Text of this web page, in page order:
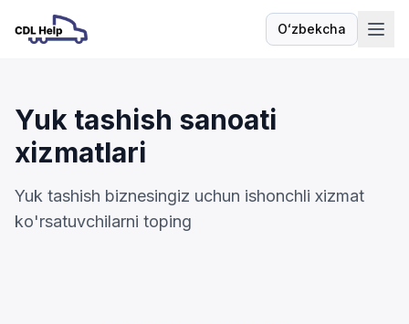
Oʻzbekcha
Til
Yuk tashish sanoati
xizmatlari
Yuk tashish biznesingiz uchun ishonchli xizmat
ko'rsatuvchilarni toping